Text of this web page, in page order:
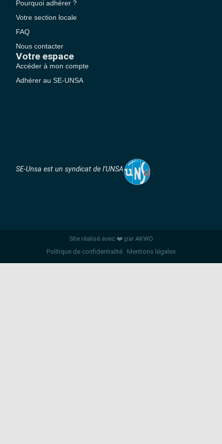
Pourquoi adhérer ?
Votre section locale
FAQ
Nous contacter
Votre espace
Accéder à mon compte
Adhérer au SE-UNSA
SE-Unsa est un syndicat de l’UNSA
Site réalisé avec ❤️ par AKWO
Politique de confidentialité
Mentions légales